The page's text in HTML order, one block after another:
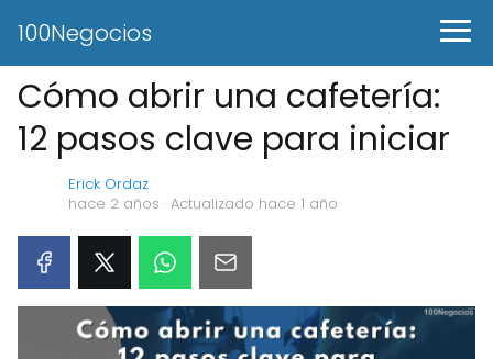
100Negocios
Cómo abrir una cafetería:
12 pasos clave para iniciar
Erick Ordaz
hace 2 años · Actualizado hace 1 año